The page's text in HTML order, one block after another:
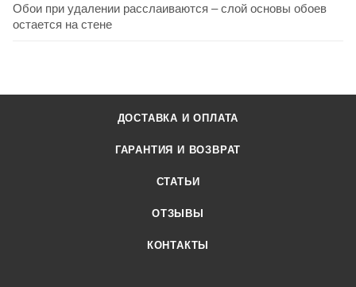
Обои при удалении расслаиваются – слой основы обоев
остается на стене
ДОСТАВКА И ОПЛАТА
ГАРАНТИЯ И ВОЗВРАТ
СТАТЬИ
ОТЗЫВЫ
КОНТАКТЫ